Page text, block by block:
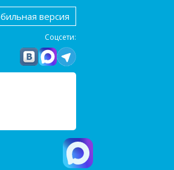
версия
Соцсети: